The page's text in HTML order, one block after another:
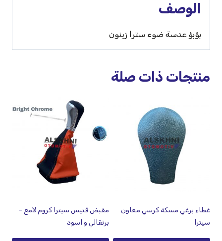
الوصف
بؤبؤ عدسة ضوء سترا زينون
منتجات ذات صلة
غطاء برغي مسكة كرسي معاون
سيترا
مقبض فتيس سيترا كروم لامع –
برتقالي و اسود